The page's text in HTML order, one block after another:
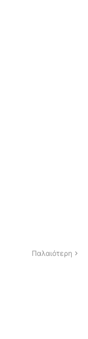
Παλαιότερη